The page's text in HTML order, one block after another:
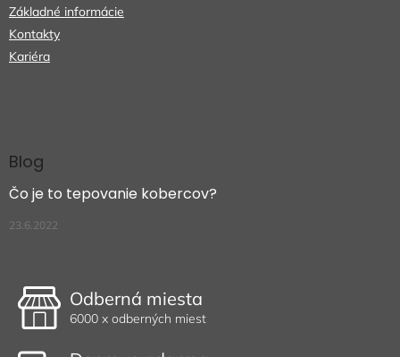
Základné informácie
Kontakty
Kariéra
Blog
Čo je to tepovanie kobercov?
23.6.2022
Odberná miesta
6000 x odberných miest